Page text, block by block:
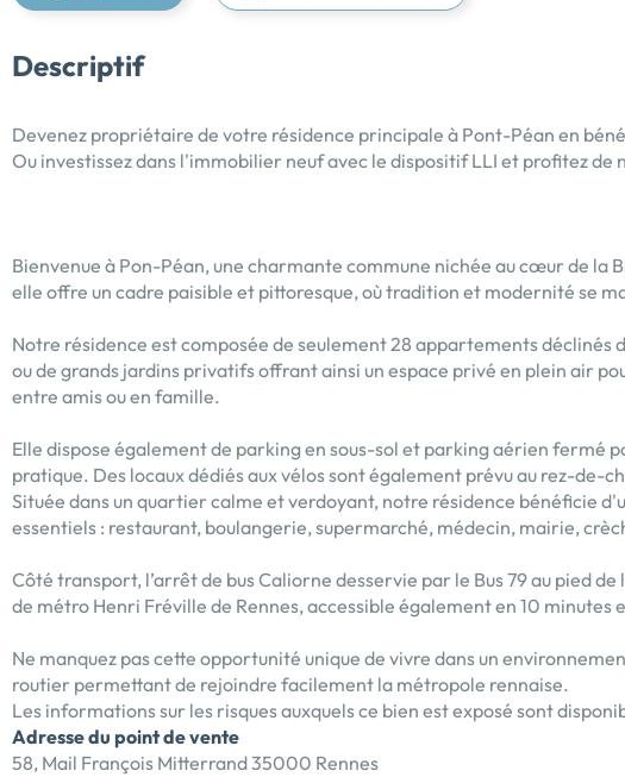
Descriptif
Devenez propriétaire de votre résidence principale à Pont-Péan en
Ou investissez dans l'immobilier neuf avec le dispositif LLI et profitez de
Bienvenue à Pon-Péan, une charmante commune nichée au cœur de la
elle offre un cadre paisible et pittoresque, où tradition et modernité se
Notre résidence est composée de seulement 28 appartements déclinés
ou de grands jardins privatifs offrant ainsi un espace privé en plein air
entre amis ou en famille.
Elle dispose également de parking en sous-sol et parking aérien fermé
pratique. Des locaux dédiés aux vélos sont également prévu au rez-de-
Située dans un quartier calme et verdoyant, notre résidence bénéficie
essentiels : restaurant, boulangerie, supermarché, médecin, mairie,
Côté transport, l’arrêt de bus Caliorne desservie par le Bus 79 au pied
de métro Henri Fréville de Rennes, accessible également en 10 minutes
Ne manquez pas cette opportunité unique de vivre dans un
routier permettant de rejoindre facilement la métropole rennaise.
Les informations sur les risques auxquels ce bien est exposé sont
Adresse du point de vente
58, Mail François Mitterrand 35000 Rennes